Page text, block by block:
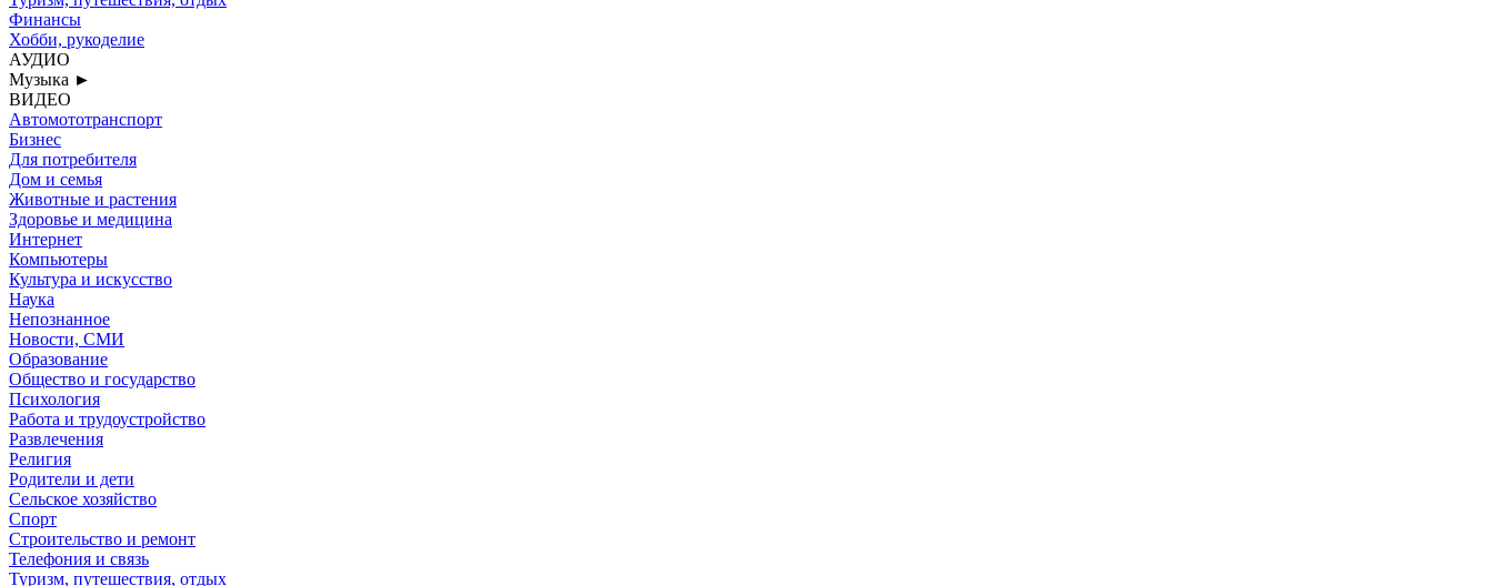
Финансы
Хобби, рукоделие
АУДИО
Музыка ►
ВИДЕО
Автомототранспорт
Бизнес
Для потребителя
Дом и семья
Животные и растения
Здоровье и медицина
Интернет
Компьютеры
Культура и искусство
Наука
Непознанное
Новости, СМИ
Образование
Общество и государство
Психология
Работа и трудоустройство
Развлечения
Религия
Родители и дети
Сельское хозяйство
Спорт
Строительство и ремонт
Телефония и связь
Туризм, путешествия, отдых